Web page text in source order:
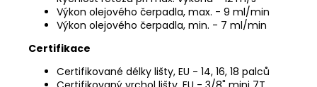
Výkon olejového čerpadla, max. - 9 ml/min
Výkon olejového čerpadla, min. - 7 ml/min
Certifikace
Certifikované délky lišty, EU - 14, 16, 18 palců